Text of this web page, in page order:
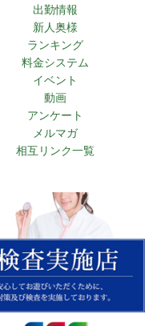
出勤情報
新人奥様
ランキング
料金システム
イベント
動画
アンケート
メルマガ
相互リンク一覧